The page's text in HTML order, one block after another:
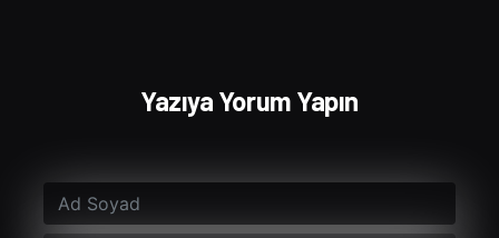
Yazıya Yorum Yapın